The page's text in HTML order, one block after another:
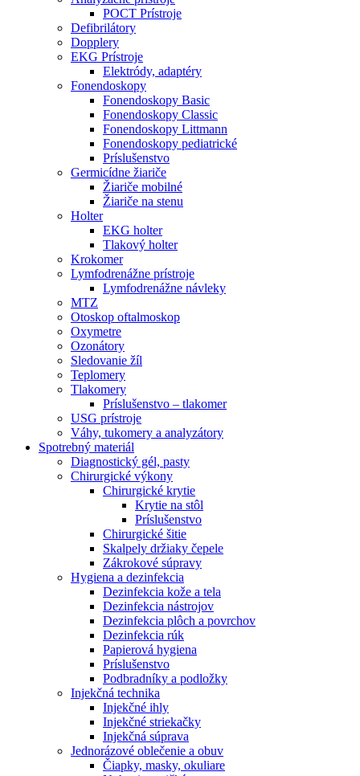
POCT Prístroje
Defibrilátory
Dopplery
EKG Prístroje
Elektródy, adaptéry
Fonendoskopy
Fonendoskopy Basic
Fonendoskopy Classic
Fonendoskopy Littmann
Fonendoskopy pediatrické
Príslušenstvo
Germicídne žiariče
Žiariče mobilné
Žiariče na stenu
Holter
EKG holter
Tlakový holter
Krokomer
Lymfodrenážne prístroje
Lymfodrenážne návleky
MTZ
Otoskop oftalmoskop
Oxymetre
Ozonátory
Sledovanie žíl
Teplomery
Tlakomery
Príslušenstvo – tlakomer
USG prístroje
Váhy, tukomery a analyzátory
Spotrebný materiál
Diagnostický gél, pasty
Chirurgické výkony
Chirurgické krytie
Krytie na stôl
Príslušenstvo
Chirurgické šitie
Skalpely držiaky čepele
Zákrokové súpravy
Hygiena a dezinfekcia
Dezinfekcia kože a tela
Dezinfekcia nástrojov
Dezinfekcia plôch a povrchov
Dezinfekcia rúk
Papierová hygiena
Príslušenstvo
Podbradníky a podložky
Injekčná technika
Injekčné ihly
Injekčné striekačky
Injekčná súprava
Jednorázové oblečenie a obuv
Čiapky, masky, okuliare